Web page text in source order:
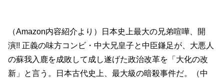
（Amazon内容紹介より）日本史上最大の兄弟喧嘩、開
演!! 正義の味方コンビ・中大兄皇子と中臣鎌足が、大悪人
の蘇我入鹿を成敗して成し遂げた政治改革を「大化の改
新」と言う。日本古代史上、最大級の暗殺事件だ。（中